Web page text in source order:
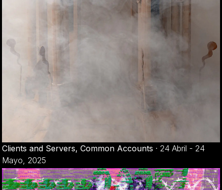
Clients and Servers, Common Accounts · 24 Abril - 24
Mayo, 2025